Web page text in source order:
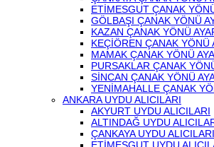
ETİMESGUT ÇANAK
GÖLBAŞI ÇANAK YÖNÜ
KAZAN ÇANAK YÖNÜ
KEÇİÖREN ÇANAK YÖNÜ
MAMAK ÇANAK YÖNÜ
PURSAKLAR ÇANAK
SİNCAN ÇANAK YÖNÜ
YENİMAHALLE ÇANAK
ANKARA UYDU ALICILARI
AKYURT UYDU ALICILARI
ALTINDAĞ UYDU
ÇANKAYA UYDU ALICILARI